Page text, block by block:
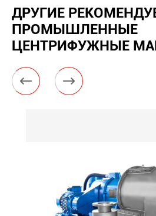
ДРУГИЕ
ПРОМЫШЛЕННЫЕ
ЦЕНТРИФУЖНЫЕ
 